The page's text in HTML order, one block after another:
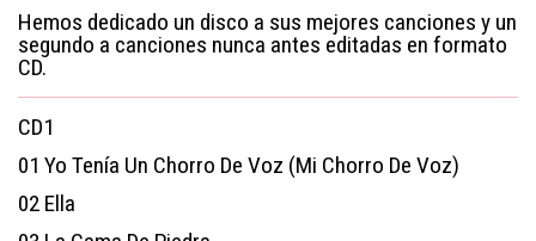
Hemos dedicado un disco a sus mejores canciones y un
segundo a canciones nunca antes editadas en formato
CD.
CD1
01 Yo Tenía Un Chorro De Voz (Mi Chorro De Voz)
02 Ella